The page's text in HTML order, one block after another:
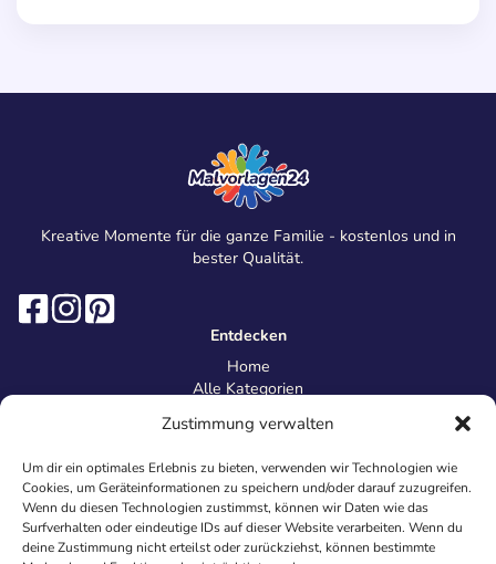
Zustimmung verwalten
Um dir ein optimales Erlebnis zu bieten, verwenden wir Technologien wie
Cookies, um Geräteinformationen zu speichern und/oder darauf zuzugreifen.
Wenn du diesen Technologien zustimmst, können wir Daten wie das
Surfverhalten oder eindeutige IDs auf dieser Website verarbeiten. Wenn du
deine Zustimmung nicht erteilst oder zurückziehst, können bestimmte
Kreative Momente für die ganze Familie - kostenlos und in
bester Qualität.
Entdecken
Home
Alle Kategorien
Information
Über uns
Kontakt
Inhaltsrichtlinien
Recht & Datenschutz